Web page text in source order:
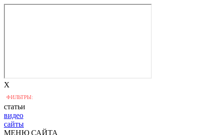
X
ФИЛЬТРЫ:
статьи
видео
сайты
МЕНЮ САЙТА